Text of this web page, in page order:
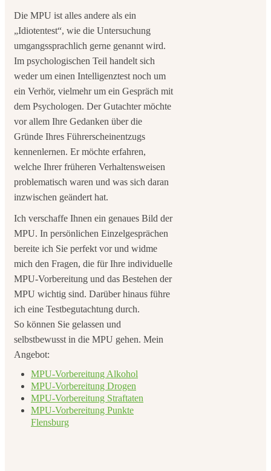
Die MPU ist alles andere als ein
„Idiotentest“, wie die Untersuchung
umgangssprachlich gerne genannt wird.
Im psychologischen Teil handelt sich
weder um einen Intelligenztest noch um
ein Verhör, vielmehr um ein Gespräch mit
dem Psychologen. Der Gutachter möchte
vor allem Ihre Gedanken über die
Gründe Ihres Führerscheinentzugs
kennenlernen. Er möchte erfahren,
welche Ihrer früheren Verhaltensweisen
problematisch waren und was sich daran
inzwischen geändert hat.
Ich verschaffe Ihnen ein genaues Bild der
MPU. In persönlichen Einzelgesprächen
bereite ich Sie perfekt vor und widme
mich den Fragen, die für Ihre individuelle
MPU-Vorbereitung und das Bestehen der
MPU wichtig sind. Darüber hinaus führe
ich eine Testbegutachtung durch.
So können Sie gelassen und
selbstbewusst in die MPU gehen. Mein
Angebot:
MPU-Vorbereitung Alkohol
MPU-Vorbereitung Drogen
MPU-Vorbereitung Straftaten
MPU-Vorbereitung Punkte
Flensburg